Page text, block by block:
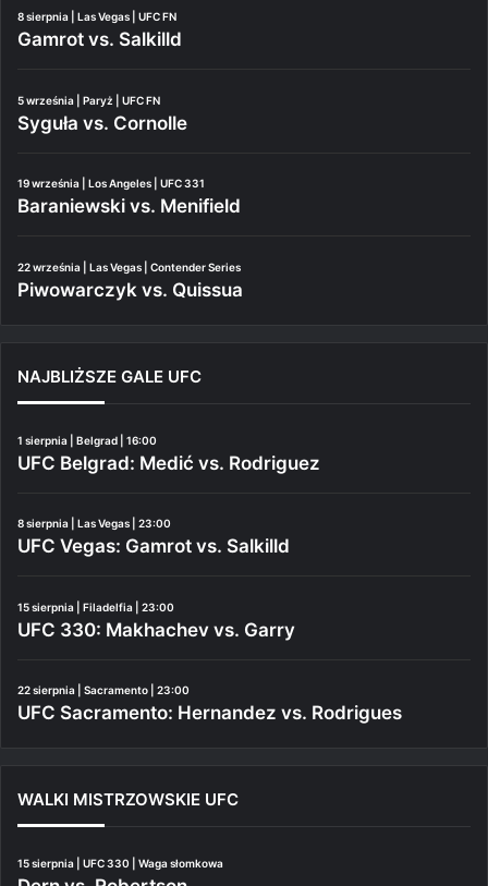
8 sierpnia | Las Vegas | UFC FN
Gamrot vs. Salkilld
5 września | Paryż | UFC FN
Syguła vs. Cornolle
19 września | Los Angeles | UFC 331
Baraniewski vs. Menifield
22 września | Las Vegas | Contender Series
Piwowarczyk vs. Quissua
NAJBLIŻSZE GALE UFC
1 sierpnia | Belgrad | 16:00
UFC Belgrad: Medić vs. Rodriguez
8 sierpnia | Las Vegas | 23:00
UFC Vegas: Gamrot vs. Salkilld
15 sierpnia | Filadelfia | 23:00
UFC 330: Makhachev vs. Garry
22 sierpnia | Sacramento | 23:00
UFC Sacramento: Hernandez vs. Rodrigues
WALKI MISTRZOWSKIE UFC
15 sierpnia | UFC 330 | Waga słomkowa